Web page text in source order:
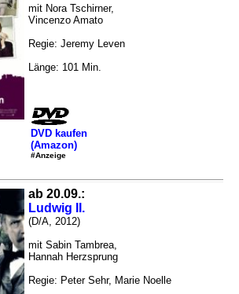
mit Nora Tschirner,
Vincenzo Amato
Regie: Jeremy Leven
Länge: 101 Min.
DVD kaufen
(Amazon)
#Anzeige
ab 20.09.:
Ludwig II.
(D/A, 2012)
mit Sabin Tambrea,
Hannah Herzsprung
Regie: Peter Sehr, Marie Noelle